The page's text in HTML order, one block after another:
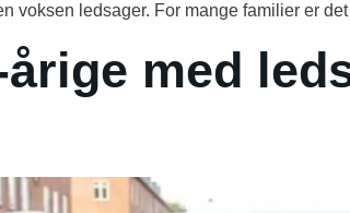
voksen ledsager. For mange familier er
med